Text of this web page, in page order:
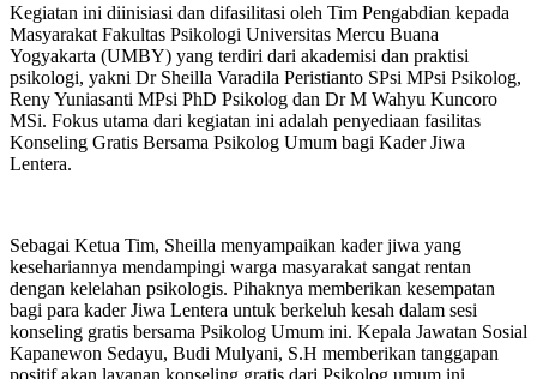
Kegiatan ini diinisiasi dan difasilitasi oleh Tim Pengabdian kepada
Masyarakat Fakultas Psikologi Universitas Mercu Buana
Yogyakarta (UMBY) yang terdiri dari akademisi dan praktisi
psikologi, yakni Dr Sheilla Varadila Peristianto SPsi MPsi Psikolog,
Reny Yuniasanti MPsi PhD Psikolog dan Dr M Wahyu Kuncoro
MSi. Fokus utama dari kegiatan ini adalah penyediaan fasilitas
Konseling Gratis Bersama Psikolog Umum bagi Kader Jiwa
Lentera.
Sebagai Ketua Tim, Sheilla menyampaikan kader jiwa yang
kesehariannya mendampingi warga masyarakat sangat rentan
dengan kelelahan psikologis. Pihaknya memberikan kesempatan
bagi para kader Jiwa Lentera untuk berkeluh kesah dalam sesi
konseling gratis bersama Psikolog Umum ini. Kepala Jawatan Sosial
Kapanewon Sedayu, Budi Mulyani, S.H memberikan tanggapan
positif akan layanan konseling gratis dari Psikolog umum ini.